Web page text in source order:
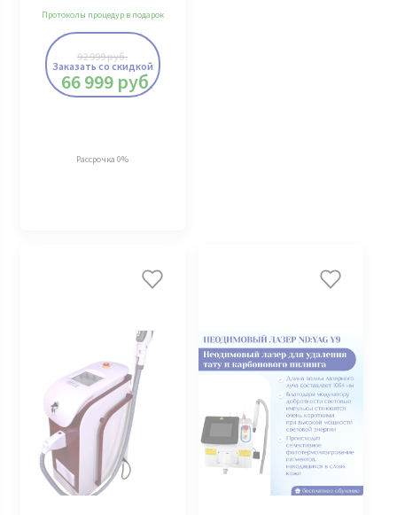
Заказать со скидкой
Протоколы процедур в подарок
92 999руб.
66 999 руб.
Рассрочка 0%